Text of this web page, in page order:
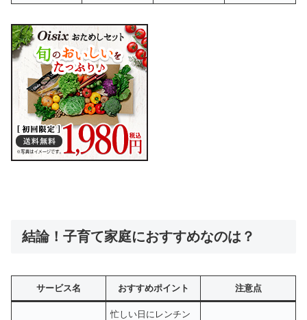
結論！子育て家庭におすすめなのは？
サービス名 おすすめポイント 注意点
忙しい日にレンチン